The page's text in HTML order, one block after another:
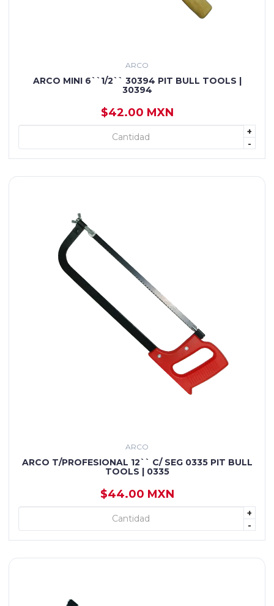
ARCO
ARCO MINI 6``1/2`` 30394 PIT BULL TOOLS |
30394
$42.00 MXN
+
-
+ AGREGAR
ARCO
ARCO T/PROFESIONAL 12`` C/ SEG 0335 PIT BULL
TOOLS | 0335
$44.00 MXN
+
-
+ AGREGAR